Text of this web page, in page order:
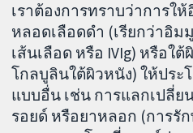
เราต้องการทราบว่าการใ
หลอดเลือดดำ (เรียกว่าอิม
เส้นเลือด หรือ IVIg) หรือใ
โกลบูลินใต้ผิวหนัง) ให้ปร
แบบอื่น เช่น การแลกเปลี่
รอยด์ หรือยาหลอก (การรั